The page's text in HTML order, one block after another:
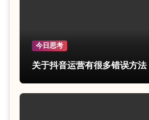
今日思考
关于抖音运营有很多错误方法